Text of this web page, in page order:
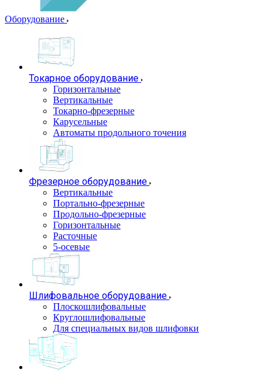
Оборудование
Токарное оборудование
Горизонтальные
Вертикальные
Токарно-фрезерные
Карусельные
Автоматы продольного точения
Фрезерное оборудование
Вертикальные
Портально-фрезерные
Продольно-фрезерные
Горизонтальные
Расточные
5-осевые
Шлифовальное оборудование
Плоскошлифовальные
Круглошлифовальные
Для специальных видов шлифовки